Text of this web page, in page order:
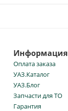
Информация
Оплата заказа
УАЗ.Каталог
УАЗ.Блог
Запчасти для ТО
Гарантия